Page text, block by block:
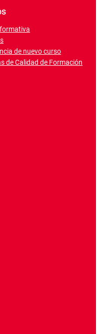
de nuevo curso
de Calidad de Formación